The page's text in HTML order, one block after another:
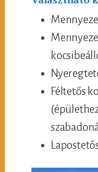
Féltetős